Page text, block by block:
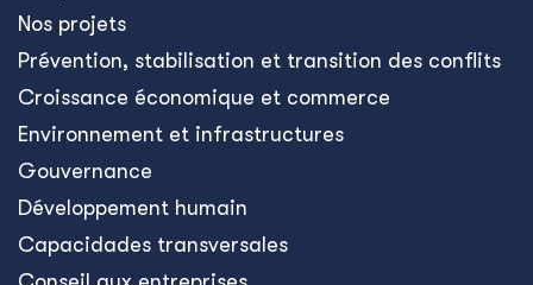
Nos projets
Prévention, stabilisation et transition des conflits
Croissance économique et commerce
Environnement et infrastructures
Gouvernance
Développement humain
Capacidades transversales